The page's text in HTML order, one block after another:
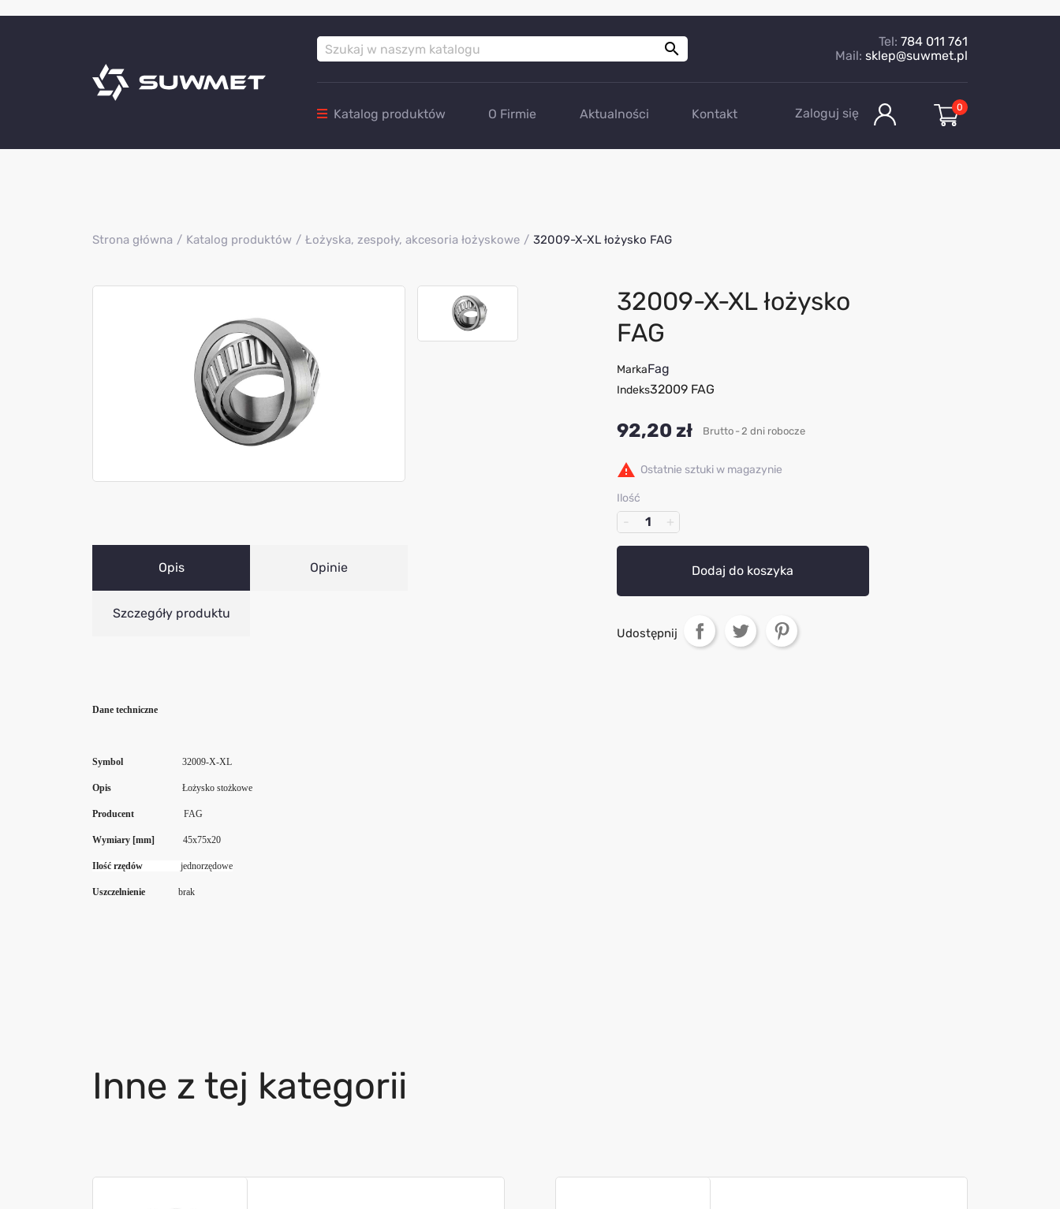
 Tel: 784 011 761
Mail: sklep@suwmet.pl
Katalog produktów O Firmie Aktualności Kontakt Zaloguj się 0
Strona główna Katalog produktów Łożyska, zespoły, akcesoria łożyskowe 32009-X-XL łożysko FAG
Opis Opinie
Szczegóły produktu
Dane techniczne
Symbol 32009-X-XL
Opis Łożysko stożkowe
Producent FAG
Wymiary [mm] 45x75x20
Ilość rzędów jednorzędowe
Uszczelnienie brak
32009-X-XL łożysko
FAG
MarkaFag
Indeks32009 FAG
92,20 zł Brutto 2 dni robocze
 Ostatnie sztuki w magazynie
Ilość
Dodaj do koszyka
Udostępnij
Inne z tej kategorii